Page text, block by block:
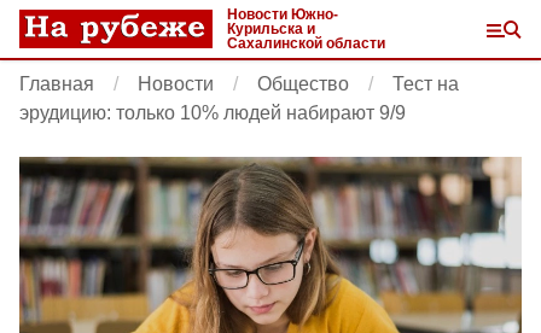
Новости Южно-
Курильска и
Сахалинской области
Главная Новости Общество
Тест на
эрудицию: только 10% людей набирают 9/9